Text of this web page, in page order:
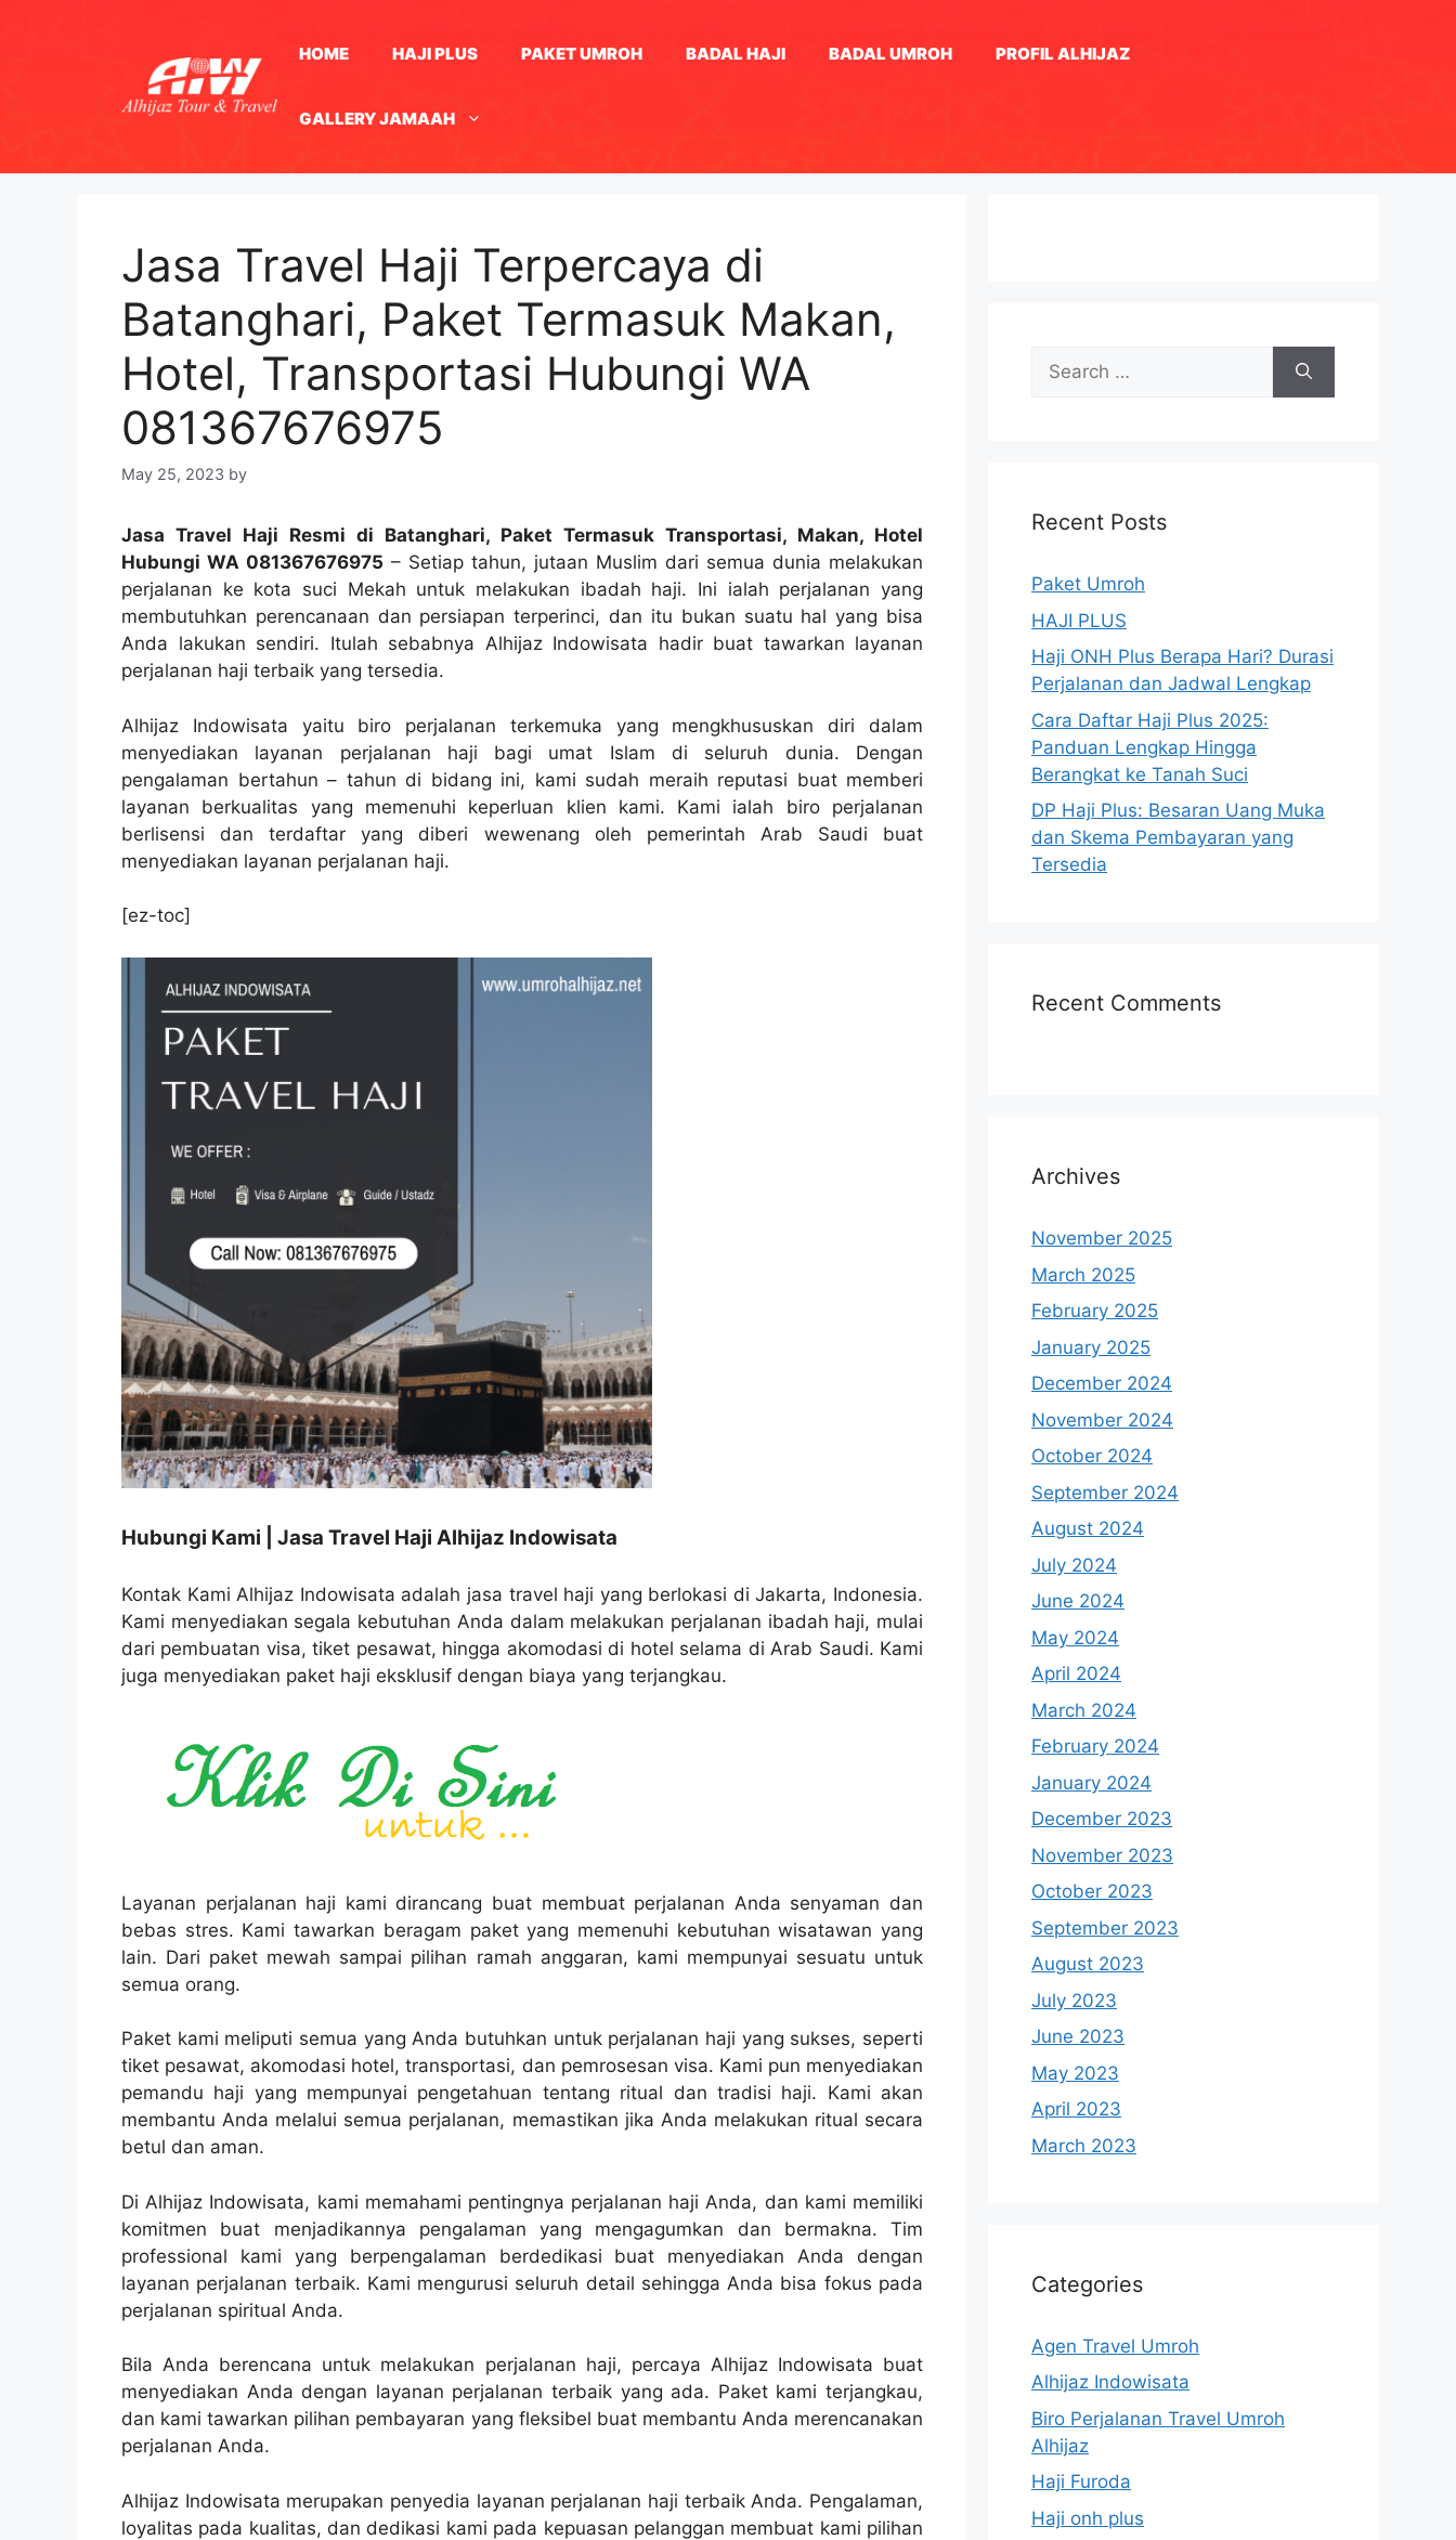
HOME HAJI PLUS PAKET UMROH BADAL HAJI BADAL UMROH PROFIL ALHIJAZ
GALLERY JAMAAH
Jasa Travel Haji Terpercaya di
Batanghari, Paket Termasuk Makan,
Hotel, Transportasi Hubungi WA
081367676975
May 25, 2023 by
Jasa Travel Haji Resmi di Batanghari, Paket Termasuk Transportasi, Makan, Hotel
Hubungi WA 081367676975 – Setiap tahun, jutaan Muslim dari semua dunia melakukan
perjalanan ke kota suci Mekah untuk melakukan ibadah haji. Ini ialah perjalanan yang
membutuhkan perencanaan dan persiapan terperinci, dan itu bukan suatu hal yang bisa
Anda lakukan sendiri. Itulah sebabnya Alhijaz Indowisata hadir buat tawarkan layanan
perjalanan haji terbaik yang tersedia.
Alhijaz Indowisata yaitu biro perjalanan terkemuka yang mengkhususkan diri dalam
menyediakan layanan perjalanan haji bagi umat Islam di seluruh dunia. Dengan
pengalaman bertahun – tahun di bidang ini, kami sudah meraih reputasi buat memberi
layanan berkualitas yang memenuhi keperluan klien kami. Kami ialah biro perjalanan
berlisensi dan terdaftar yang diberi wewenang oleh pemerintah Arab Saudi buat
menyediakan layanan perjalanan haji.
[ez-toc]
Hubungi Kami | Jasa Travel Haji Alhijaz Indowisata
Kontak Kami Alhijaz Indowisata adalah jasa travel haji yang berlokasi di Jakarta, Indonesia.
Kami menyediakan segala kebutuhan Anda dalam melakukan perjalanan ibadah haji, mulai
dari pembuatan visa, tiket pesawat, hingga akomodasi di hotel selama di Arab Saudi. Kami
juga menyediakan paket haji eksklusif dengan biaya yang terjangkau.
Layanan perjalanan haji kami dirancang buat membuat perjalanan Anda senyaman dan
bebas stres. Kami tawarkan beragam paket yang memenuhi kebutuhan wisatawan yang
lain. Dari paket mewah sampai pilihan ramah anggaran, kami mempunyai sesuatu untuk
semua orang.
Paket kami meliputi semua yang Anda butuhkan untuk perjalanan haji yang sukses, seperti
tiket pesawat, akomodasi hotel, transportasi, dan pemrosesan visa. Kami pun menyediakan
pemandu haji yang mempunyai pengetahuan tentang ritual dan tradisi haji. Kami akan
membantu Anda melalui semua perjalanan, memastikan jika Anda melakukan ritual secara
betul dan aman.
Di Alhijaz Indowisata, kami memahami pentingnya perjalanan haji Anda, dan kami memiliki
komitmen buat menjadikannya pengalaman yang mengagumkan dan bermakna. Tim
professional kami yang berpengalaman berdedikasi buat menyediakan Anda dengan
layanan perjalanan terbaik. Kami mengurusi seluruh detail sehingga Anda bisa fokus pada
perjalanan spiritual Anda.
Bila Anda berencana untuk melakukan perjalanan haji, percaya Alhijaz Indowisata buat
menyediakan Anda dengan layanan perjalanan terbaik yang ada. Paket kami terjangkau,
dan kami tawarkan pilihan pembayaran yang fleksibel buat membantu Anda merencanakan
perjalanan Anda.
Alhijaz Indowisata merupakan penyedia layanan perjalanan haji terbaik Anda. Pengalaman,
loyalitas pada kualitas, dan dedikasi kami pada kepuasan pelanggan membuat kami pilihan
Search
for:
Recent Posts
Paket Umroh
HAJI PLUS
Haji ONH Plus Berapa Hari? Durasi
Perjalanan dan Jadwal Lengkap
Cara Daftar Haji Plus 2025:
Panduan Lengkap Hingga
Berangkat ke Tanah Suci
DP Haji Plus: Besaran Uang Muka
dan Skema Pembayaran yang
Tersedia
Recent Comments
Archives
November 2025
March 2025
February 2025
January 2025
December 2024
November 2024
October 2024
September 2024
August 2024
July 2024
June 2024
May 2024
April 2024
March 2024
February 2024
January 2024
December 2023
November 2023
October 2023
September 2023
August 2023
July 2023
June 2023
May 2023
April 2023
March 2023
Categories
Agen Travel Umroh
Alhijaz Indowisata
Biro Perjalanan Travel Umroh
Alhijaz
Haji Furoda
Haji onh plus